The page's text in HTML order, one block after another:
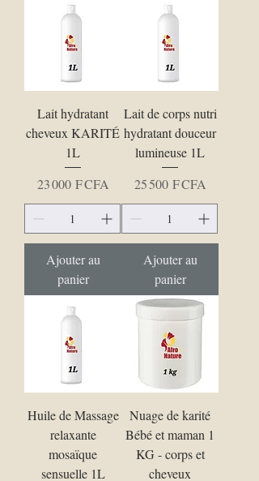
Lait hydratant
cheveux KARITÉ
1L
Prix
23 000 F CFA
Ajouter au
panier
Lait de corps nutri
hydratant douceur
lumineuse 1L
Prix
25 500 F CFA
Ajouter au
panier
Huile de Massage
relaxante
mosaïque
sensuelle 1L
Nuage de karité
Bébé et maman 1
KG - corps et
cheveux